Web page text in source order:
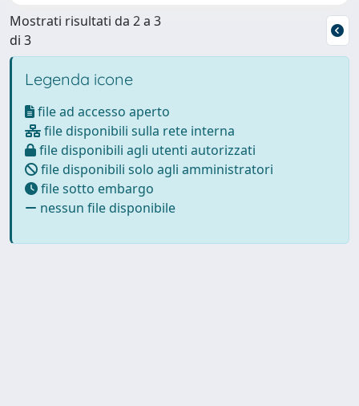
Mostrati risultati da 2 a 3
di 3
Legenda icone
file ad accesso aperto
file disponibili sulla rete interna
file disponibili agli utenti autorizzati
file disponibili solo agli amministratori
file sotto embargo
nessun file disponibile